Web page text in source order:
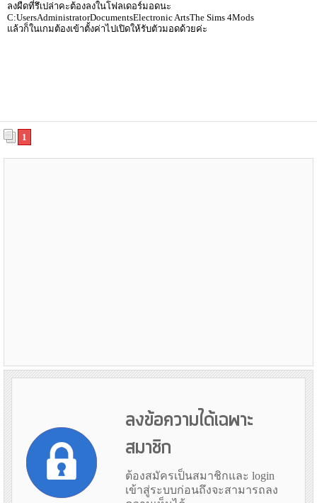
ลงผืดที่รึเปล่าคะต้องลงในโฟลเดอร์มอดนะ
C:UsersAdministratorDocumentsElectronic ArtsThe Sims 4Mods
แล้วก็ในเกมต้องเข้าตั้งค่าไปเปิดให้รับตัวมอดด้วยค่ะ
1
ลงข้อความได้เฉพาะ
สมาชิก
ต้องสมัครเป็นสมาชิกและ login
เข้าสู่ระบบก่อนถึงจะสามารถลง